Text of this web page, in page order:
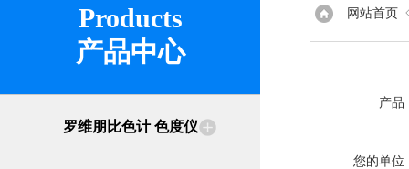
Products
产品中心
罗维朋比色计 色度仪
网站首页
产品
您的单位